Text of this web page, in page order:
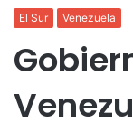
El Sur Venezuela